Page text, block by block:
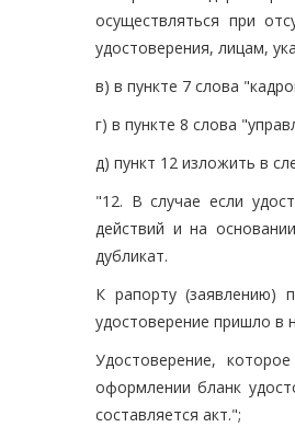
осуществляться при
удостоверения, лицам,
в) в пункте 7 слова
г) в пункте 8 слова
д) пункт 12 изложить в
"12. В случае если
действий и на
дубликат.
К рапорту (заявлению)
удостоверение пришло в
Удостоверение,
оформлении бланк
составляется акт.";